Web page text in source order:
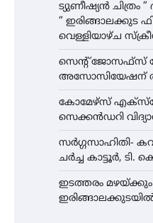
ട്യുണീഷ്യൻ ചിത്രം
” ഇരിങ്ങാലക്കുട
വെള്ളിയാഴ്ച
സെന്റ് ജോസഫ്സ്
അസോസിയേഷന്
കോമേഴ്സ്
സെക്കൻഡറി
സർഗ്ഗസാഹിതി-
ചർച്ച കാട്ടൂർ, ടി.
ഇടത്തരം മഴയ്ക്കും
ഇരിങ്ങാലക്കുടയിൽ